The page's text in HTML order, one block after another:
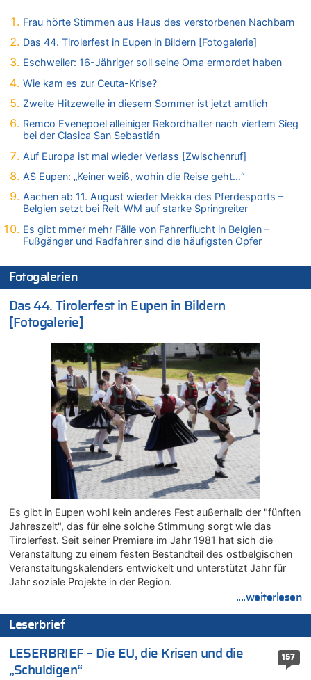
07.08.2026 - 15:06 von Wolfgang2 zu
Kollision zwischen Autofahrer und Radfahrer an RAVeL-Weg
07.08.2026 - 14:35 von Vorfahrt zu
Tempolimit in 30er-Zonen – Untersuchung von Vias
07.08.2026 - 14:33 von Ostbelgien Direkt zu
Offiziell: Van Bommel wird Belgiens Nationaltrainer
07.08.2026 - 13:39 von alter weißer mann zu
Zurück an den Rhein: Hendrich wechselt zum 1. FC Köln
07.08.2026 - 13:39 von Ach zu
Belgien setzt bei Reit-WM auf starke Springreiter
Wasserstand des Rheins in NRW so niedrig wie noch nie
In Belgien missachten zwei von drei Autofahrern das
Tempolimit in 30er-Zonen – Untersuchung von Vias
07.08.2026 - 13:20 von JoKrings zu
In Belgien missachten zwei von drei Autofahrern das
Tempolimit in 30er-Zonen – Untersuchung von Vias
07.08.2026 - 13:04 von Kein Raser zu
In Belgien missachten zwei von drei Autofahrern das
Tempolimit in 30er-Zonen – Untersuchung von Vias
07.08.2026 - 13:01 von Experten? zu
In Belgien missachten zwei von drei Autofahrern das
Tempolimit in 30er-Zonen – Untersuchung von Vias
07.08.2026 - 12:43 von JoKrings zu
Zweite Hitzewelle in diesem Sommer ist jetzt amtlich
07.08.2026 - 12:31 von Fassungslos zu
In Belgien missachten zwei von drei Autofahrern das
Tempolimit in 30er-Zonen – Untersuchung von Vias
07.08.2026 - 11:31 von Zuhörer zu
In Belgien missachten zwei von drei Autofahrern das
Tempolimit in 30er-Zonen – Untersuchung von Vias
07.08.2026 - 11:23 von Dax zu
In Belgien missachten zwei von drei Autofahrern das
Tempolimit in 30er-Zonen – Untersuchung von Vias
07.08.2026 - 11:20 von JoKrings zu
In Belgien missachten zwei von drei Autofahrern das
Tempolimit in 30er-Zonen – Untersuchung von Vias
07.08.2026 - 11:15 von Dax zu
Wie kam es zur Ceuta-Krise?
Frau hörte Stimmen aus Haus des verstorbenen Nachbarn
Das 44. Tirolerfest in Eupen in Bildern [Fotogalerie]
Eschweiler: 16-Jähriger soll seine Oma ermordet haben
Wie kam es zur Ceuta-Krise?
Zweite Hitzewelle in diesem Sommer ist jetzt amtlich
Remco Evenepoel alleiniger Rekordhalter nach viertem Sieg
bei der Clasica San Sebastián
Auf Europa ist mal wieder Verlass [Zwischenruf]
AS Eupen: „Keiner weiß, wohin die Reise geht…“
Aachen ab 11. August wieder Mekka des Pferdesports –
Belgien setzt bei Reit-WM auf starke Springreiter
Es gibt mmer mehr Fälle von Fahrerflucht in Belgien –
Fußgänger und Radfahrer sind die häufigsten Opfer
Fotogalerien
Das 44. Tirolerfest in Eupen in Bildern
[Fotogalerie]
Es gibt in Eupen wohl kein anderes Fest außerhalb der "fünften
Jahreszeit", das für eine solche Stimmung sorgt wie das
Tirolerfest. Seit seiner Premiere im Jahr 1981 hat sich die
Veranstaltung zu einem festen Bestandteil des ostbelgischen
Veranstaltungskalenders entwickelt und unterstützt Jahr für
Jahr soziale Projekte in der Region.
....weiterlesen
Leserbrief
157
LESERBRIEF – Die EU, die Krisen und die
„Schuldigen“